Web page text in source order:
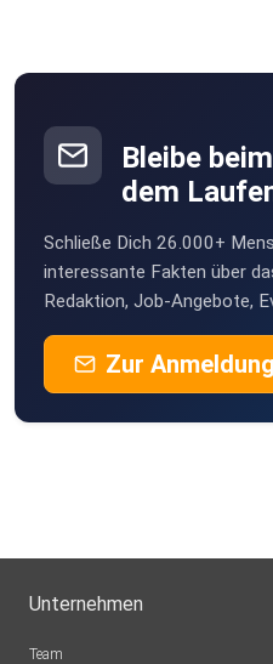
Bleibe
dem
Schließe Dich 26.000+
interessante Fakten über
Redaktion, Job-Angebote,
Zur Anmeldung
Unternehmen
Team